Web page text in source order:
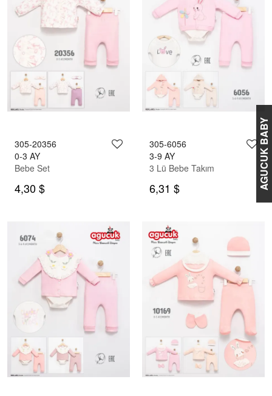
AGUCUK BABY
305-20356
0-3 AY
Bebe Set
4,30 $
305-6056
3-9 AY
3 Lü Bebe Takım
6,31 $